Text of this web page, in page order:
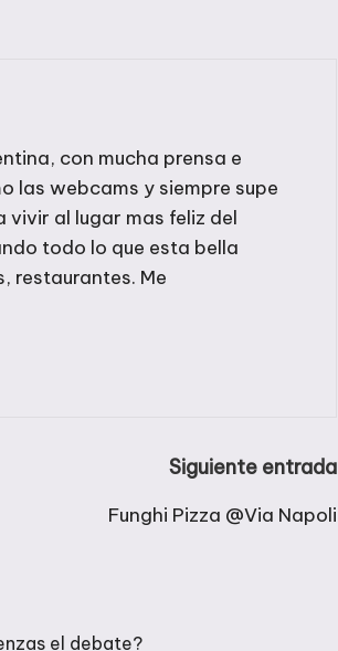
con mucha prensa e
las webcams y siempre supe
vivir al lugar mas feliz del
todo lo que esta bella
restaurantes. Me
Siguiente entrada
Funghi Pizza @Via Napoli
el debate?